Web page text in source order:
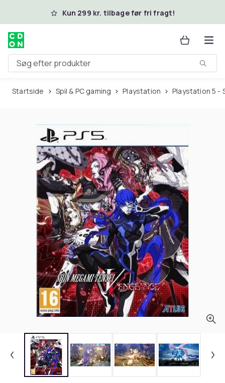
Spring til hovedindhold
Kun 299 kr. tilbage før fri fragt!
Søg efter produkter
Startside Spil & PC gaming Playstation Playstation 5 -